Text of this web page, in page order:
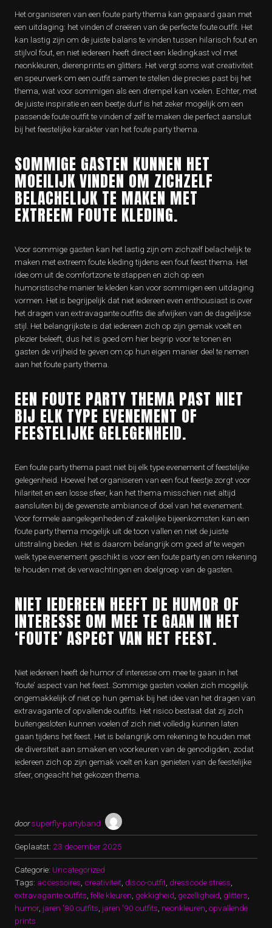
Het organiseren van een foute party thema kan gepaard gaan met
een uitdaging: het vinden of creëren van de perfecte foute outfit. Het
kan lastig zijn om de juiste balans te vinden tussen hilarisch fout en
stijlvol fout, en niet iedereen heeft direct een kledingkast vol met
neonkleuren, dierenprints en glitters. Het vergt soms wat creativiteit
en speurwerk om een outfit samen te stellen die precies past bij het
thema, wat voor sommigen als een drempel kan voelen. Echter, met
de juiste inspiratie en een beetje durf is het zeker mogelijk om een
passende foute outfit te vinden of zelf te maken die perfect aansluit
bij het feestelijke karakter van het foute party thema.
SOMMIGE GASTEN KUNNEN HET
MOEILIJK VINDEN OM ZICHZELF
BELACHELIJK TE MAKEN MET
EXTREEM FOUTE KLEDING.
Voor sommige gasten kan het lastig zijn om zichzelf belachelijk te
maken met extreem foute kleding tijdens een fout feest thema. Het
idee om uit de comfortzone te stappen en zich op een
humoristische manier te kleden kan voor sommigen een uitdaging
vormen. Het is begrijpelijk dat niet iedereen even enthousiast is over
het dragen van extravagante outfits die afwijken van de dagelijkse
stijl. Het belangrijkste is dat iedereen zich op zijn gemak voelt en
plezier beleeft, dus het is goed om hier begrip voor te tonen en
gasten de vrijheid te geven om op hun eigen manier deel te nemen
aan het foute party thema.
EEN FOUTE PARTY THEMA PAST NIET
BIJ ELK TYPE EVENEMENT OF
FEESTELIJKE GELEGENHEID.
Een foute party thema past niet bij elk type evenement of feestelijke
gelegenheid. Hoewel het organiseren van een fout feestje zorgt voor
hilariteit en een losse sfeer, kan het thema misschien niet altijd
aansluiten bij de gewenste ambiance of doel van het evenement.
Voor formele aangelegenheden of zakelijke bijeenkomsten kan een
foute party thema mogelijk uit de toon vallen en niet de juiste
uitstraling bieden. Het is daarom belangrijk om goed af te wegen
welk type evenement geschikt is voor een foute party en om rekening
te houden met de verwachtingen en doelgroep van de gasten.
NIET IEDEREEN HEEFT DE HUMOR OF
INTERESSE OM MEE TE GAAN IN HET
‘FOUTE’ ASPECT VAN HET FEEST.
Niet iedereen heeft de humor of interesse om mee te gaan in het
‘foute’ aspect van het feest. Sommige gasten voelen zich mogelijk
ongemakkelijk of niet op hun gemak bij het idee van het dragen van
extravagante of opvallende outfits. Het risico bestaat dat zij zich
buitengesloten kunnen voelen of zich niet volledig kunnen laten
gaan tijdens het feest. Het is belangrijk om rekening te houden met
de diversiteit aan smaken en voorkeuren van de genodigden, zodat
iedereen zich op zijn gemak voelt en kan genieten van de feestelijke
sfeer, ongeacht het gekozen thema.
doorsuperfly-partyband
Geplaatst: 23 december 2025
Categorie: Uncategorized
Tags: accessoires creativiteit disco-outfit dresscode stress
extravagante outfits felle kleuren gekkigheid gezelligheid glitters
humor, jaren '80 outfits jaren '90 outfits neonkleuren opvallende
prints